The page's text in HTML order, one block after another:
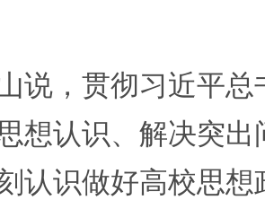
，贯彻习近平总
想认识、解决突
认识做好高校思